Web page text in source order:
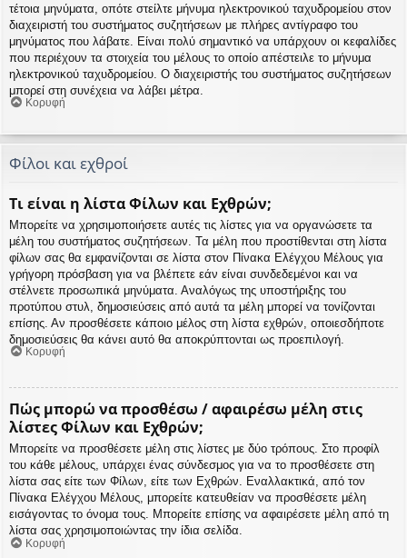
τέτοια μηνύματα, οπότε στείλτε μήνυμα ηλεκτρονικού ταχυδρομείου στον
διαχειριστή του συστήματος συζητήσεων με πλήρες αντίγραφο του
μηνύματος που λάβατε. Είναι πολύ σημαντικό να υπάρχουν οι κεφαλίδες
που περιέχουν τα στοιχεία του μέλους το οποίο απέστειλε το μήνυμα
ηλεκτρονικού ταχυδρομείου. Ο διαχειριστής του συστήματος συζητήσεων
μπορεί στη συνέχεια να λάβει μέτρα.
Κορυφή
Φίλοι και εχθροί
Τι είναι η λίστα Φίλων και Εχθρών;
Μπορείτε να χρησιμοποιήσετε αυτές τις λίστες για να οργανώσετε τα
μέλη του συστήματος συζητήσεων. Τα μέλη που προστίθενται στη λίστα
φίλων σας θα εμφανίζονται σε λίστα στον Πίνακα Ελέγχου Μέλους για
γρήγορη πρόσβαση για να βλέπετε εάν είναι συνδεδεμένοι και να
στέλνετε προσωπικά μηνύματα. Αναλόγως της υποστήριξης του
προτύπου στυλ, δημοσιεύσεις από αυτά τα μέλη μπορεί να τονίζονται
επίσης. Αν προσθέσετε κάποιο μέλος στη λίστα εχθρών, οποιεσδήποτε
δημοσιεύσεις θα κάνει αυτό θα αποκρύπτονται ως προεπιλογή.
Κορυφή
Πώς μπορώ να προσθέσω / αφαιρέσω μέλη στις
λίστες Φίλων και Εχθρών;
Μπορείτε να προσθέσετε μέλη στις λίστες με δύο τρόπους. Στο προφίλ
του κάθε μέλους, υπάρχει ένας σύνδεσμος για να το προσθέσετε στη
λίστα σας είτε των Φίλων, είτε των Εχθρών. Εναλλακτικά, από τον
Πίνακα Ελέγχου Μέλους, μπορείτε κατευθείαν να προσθέσετε μέλη
εισάγοντας το όνομα τους. Μπορείτε επίσης να αφαιρέσετε μέλη από τη
λίστα σας χρησιμοποιώντας την ίδια σελίδα.
Κορυφή